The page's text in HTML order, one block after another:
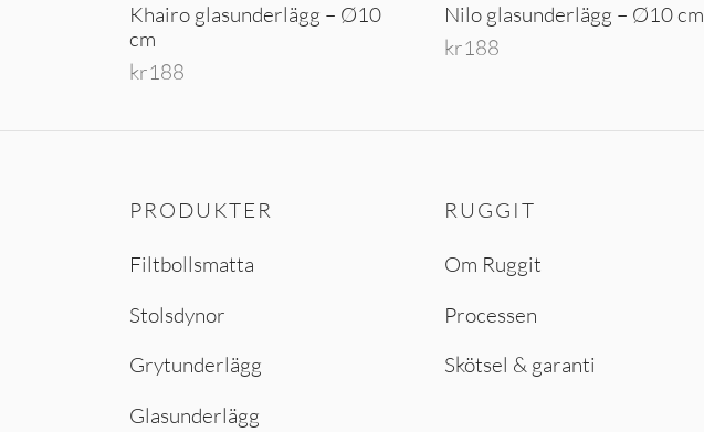
Khairo glasunderlägg – Ø10
cm
kr188
Nilo glasunderlägg – Ø10 cm
kr188
PRODUKTER
Filtbollsmatta
Stolsdynor
Grytunderlägg
Glasunderlägg
RUGGIT
Om Ruggit
Processen
Skötsel & garanti